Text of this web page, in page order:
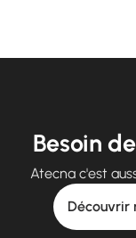
Besoin
Atecna c'est
Découvrir